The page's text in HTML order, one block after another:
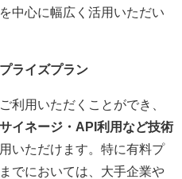
を中心に幅広く活用いただい
ライズプラン
利用いただくことができ、
イネージ・API利用など技術
いただけます。特に有料プ
でにおいては、大手企業や